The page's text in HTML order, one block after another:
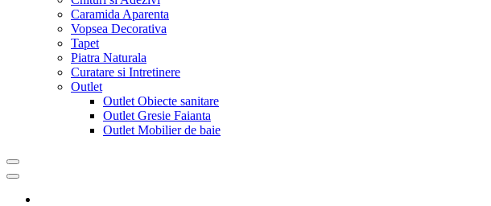
Caramida Aparenta
Vopsea Decorativa
Tapet
Piatra Naturala
Curatare si Intretinere
Outlet
Outlet Obiecte sanitare
Outlet Gresie Faianta
Outlet Mobilier de baie